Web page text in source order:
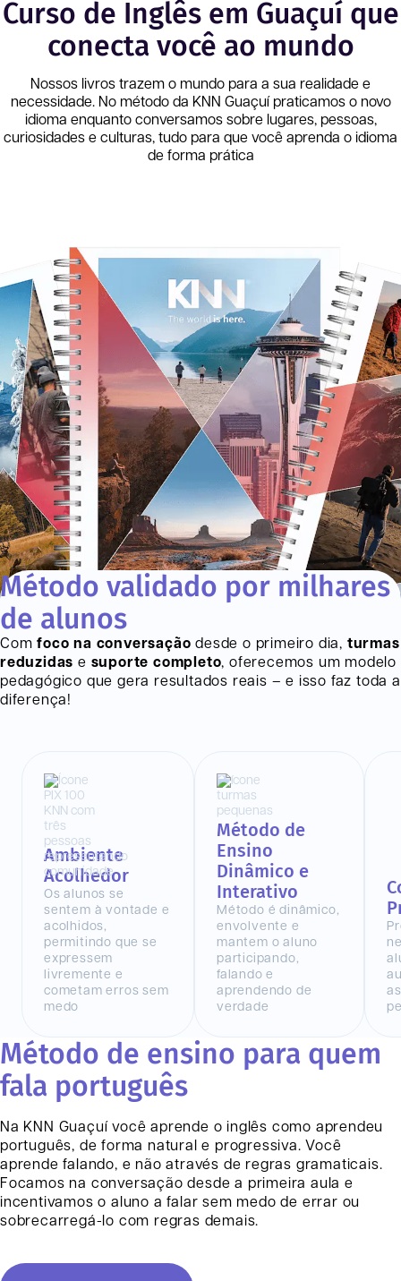
Curso de Inglês em Guaçuí que
conecta você ao mundo
Nossos livros trazem o mundo para a sua realidade e
necessidade. No método da KNN Guaçuí praticamos o novo
idioma enquanto conversamos sobre lugares, pessoas,
curiosidades e culturas, tudo para que você aprenda o idioma
de forma prática
Método validado por milhares
de alunos
Comfoco na conversação desde o primeiro dia, turmas
reduzidas e suporte completo, oferecemos um modelo
pedagógico que gera resultados reais – e isso faz toda a
diferença!
Ambiente
Acolhedor
Os alunos se
sentem à vontade e
acolhidos,
permitindo que se
expressem
livremente e
cometam erros sem
medo
Método de
Ensino
Dinâmico e
Interativo
Método é dinâmico,
envolvente e
mantem o aluno
participando,
falando e
aprendendo de
verdade
Método de ensino para quem
fala português
Na KNN Guaçuí você aprende o inglês como aprendeu
português, de forma natural e progressiva. Você
aprende falando, e não através de regras gramaticais.
Focamos na conversação desde a primeira aula e
incentivamos o aluno a falar sem medo de errar ou
sobrecarregá-lo com regras demais.